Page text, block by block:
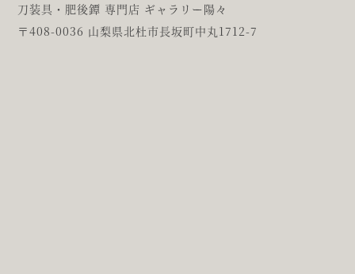
刀装具・肥後鐔 専門店 ギャラリー陽々
〒408-0036 山梨県北杜市長坂町中丸1712-7